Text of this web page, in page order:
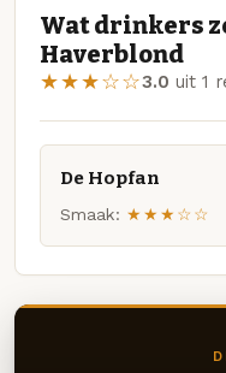
Wat drinkers
Haverblond
★★★☆☆3.0 uit 1
De Hopfan
Smaak: ★★★☆☆